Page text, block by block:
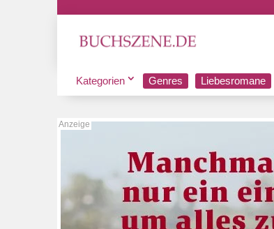
Kategorien Genres Liebesromane